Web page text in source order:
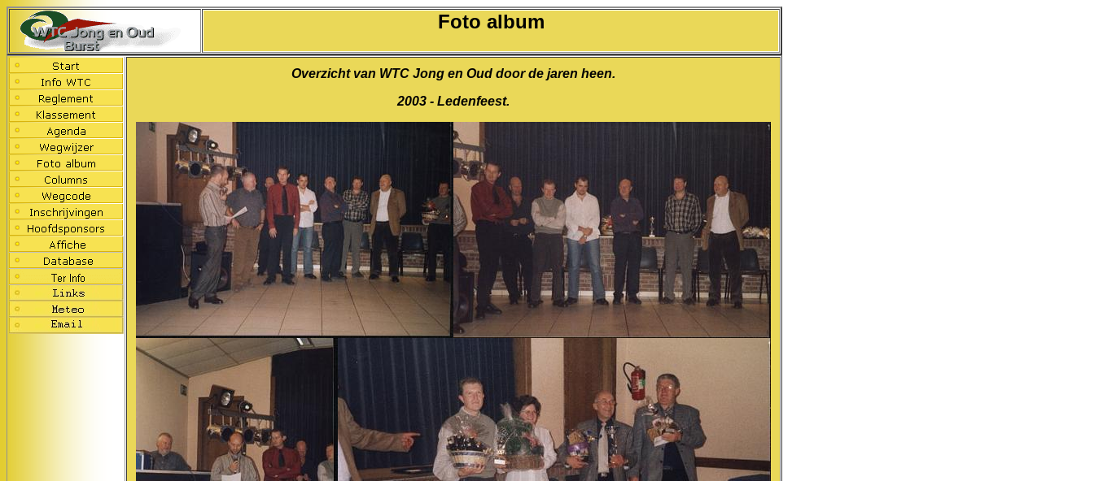
Foto album
Overzicht van WTC Jong en Oud door de jaren heen.
2003 - Ledenfeest.